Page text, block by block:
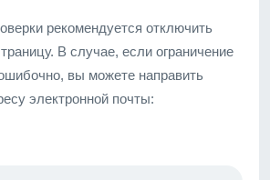
рекомендуется отключить
В случае, если ограничение
вы можете направить
электронной почты: